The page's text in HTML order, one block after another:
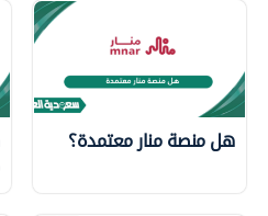
هل منصة منار معتمدة؟